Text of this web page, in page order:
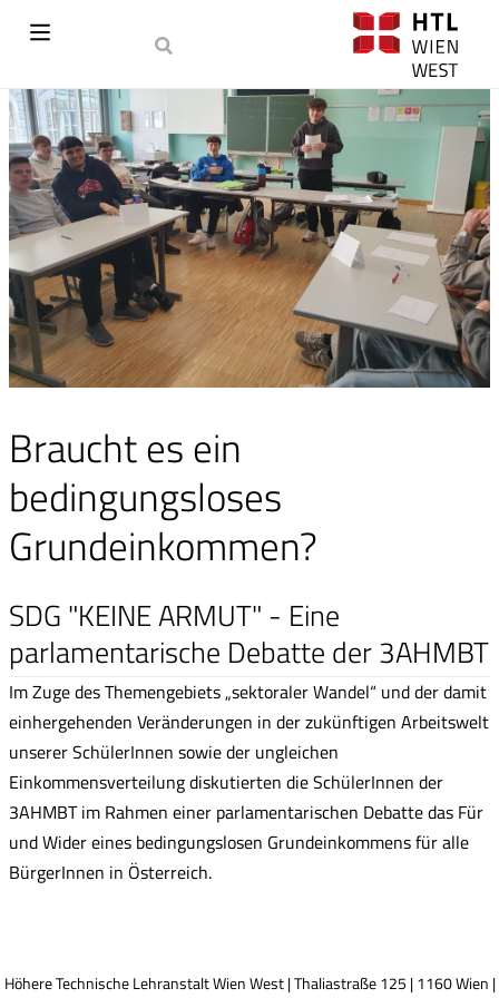
Braucht es ein
bedingungsloses
Grundeinkommen?
SDG "KEINE ARMUT" - Eine
parlamentarische Debatte der 3AHMBT
Im Zuge des Themengebiets „sektoraler Wandel“ und der damit
einhergehenden Veränderungen in der zukünftigen Arbeitswelt
unserer SchülerInnen sowie der ungleichen
Einkommensverteilung diskutierten die SchülerInnen der
3AHMBT im Rahmen einer parlamentarischen Debatte das Für
und Wider eines bedingungslosen Grundeinkommens für alle
BürgerInnen in Österreich.
Höhere Technische Lehranstalt Wien West | Thaliastraße 125 | 1160 Wien |